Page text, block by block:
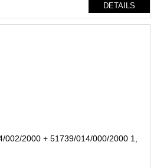
DETAILS
002/2000 + 51739/014/000/2000 1,